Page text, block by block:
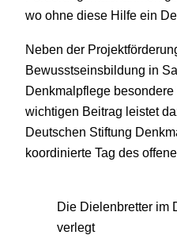
wo ohne diese Hilfe ein
Neben der
Bewusstseinsbildung in
Denkmalpflege
wichtigen Beitrag leistet
Deutschen Stiftung
koordinierte Tag des
Die Dielenbretter im
verlegt